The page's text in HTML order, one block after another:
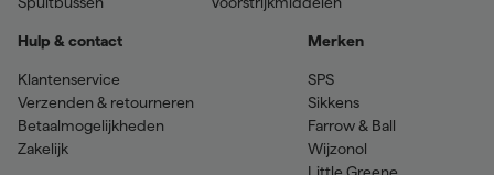
Hulp & contact
Klantenservice
Verzenden & retourneren
Betaalmogelijkheden
Zakelijk
Merken
SPS
Sikkens
Farrow & Ball
Wijzonol